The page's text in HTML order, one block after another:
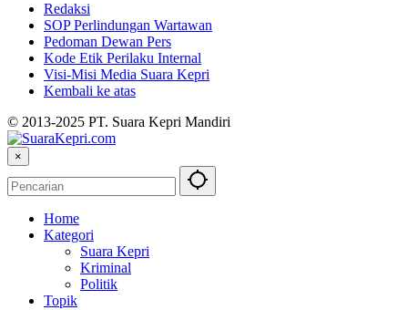
Redaksi
SOP Perlindungan Wartawan
Pedoman Dewan Pers
Kode Etik Perilaku Internal
Visi-Misi Media Suara Kepri
Kembali ke atas
© 2013-2025 PT. Suara Kepri Mandiri
×
Home
Kategori
Suara Kepri
Kriminal
Politik
Topik